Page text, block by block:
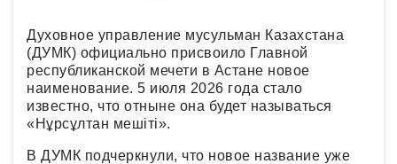
Духовное управление мусульман Казахстана
(ДУМК) официально присвоило Главной
республиканской мечети в Астане новое
наименование. 5 июля 2026 года стало
известно, что отныне она будет называться
«Нұрсұлтан мешіті».
В ДУМК подчеркнули, что новое название уже